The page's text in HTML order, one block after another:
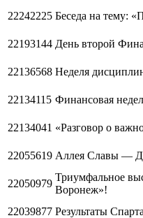
22242225 Беседа на тему:
22193144 День второй
22136568 Неделя
22134115 Финансовая
22134041 «Разговор о
22055619 Аллея Славы —
22050979
Триумфальное
Воронеж»!
22039877 Результаты